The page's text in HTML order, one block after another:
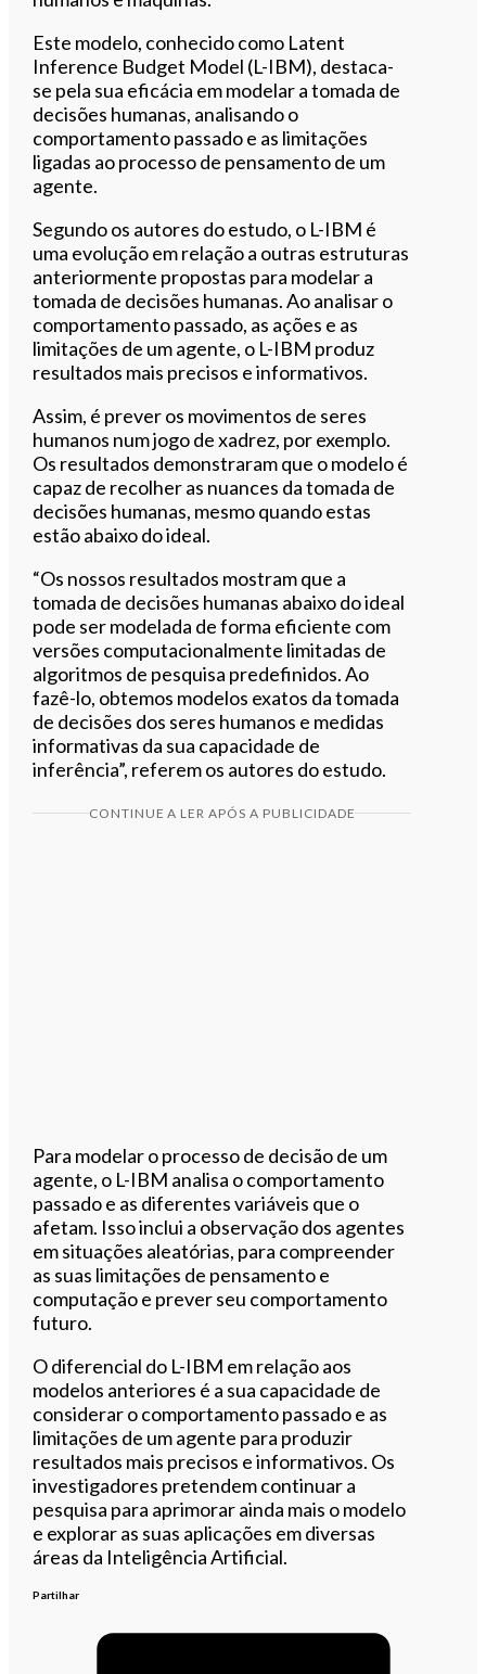
Este modelo, conhecido como Latent
Inference Budget Model (L-IBM), destaca-
se pela sua eficácia em modelar a tomada de
decisões humanas, analisando o
comportamento passado e as limitações
ligadas ao processo de pensamento de um
agente.
Segundo os autores do estudo, o L-IBM é
uma evolução em relação a outras estruturas
anteriormente propostas para modelar a
tomada de decisões humanas. Ao analisar o
comportamento passado, as ações e as
limitações de um agente, o L-IBM produz
resultados mais precisos e informativos.
Assim, é prever os movimentos de seres
humanos num jogo de xadrez, por exemplo.
Os resultados demonstraram que o modelo é
capaz de recolher as nuances da tomada de
decisões humanas, mesmo quando estas
estão abaixo do ideal.
“Os nossos resultados mostram que a
tomada de decisões humanas abaixo do ideal
pode ser modelada de forma eficiente com
versões computacionalmente limitadas de
algoritmos de pesquisa predefinidos. Ao
fazê-lo, obtemos modelos exatos da tomada
de decisões dos seres humanos e medidas
informativas da sua capacidade de
inferência”, referem os autores do estudo.
CONTINUE A LER APÓS A PUBLICIDADE
Para modelar o processo de decisão de um
agente, o L-IBM analisa o comportamento
passado e as diferentes variáveis que o
afetam. Isso inclui a observação dos agentes
em situações aleatórias, para compreender
as suas limitações de pensamento e
computação e prever seu comportamento
futuro.
O diferencial do L-IBM em relação aos
modelos anteriores é a sua capacidade de
considerar o comportamento passado e as
limitações de um agente para produzir
resultados mais precisos e informativos. Os
investigadores pretendem continuar a
pesquisa para aprimorar ainda mais o modelo
e explorar as suas aplicações em diversas
áreas da Inteligência Artificial.
Partilhar